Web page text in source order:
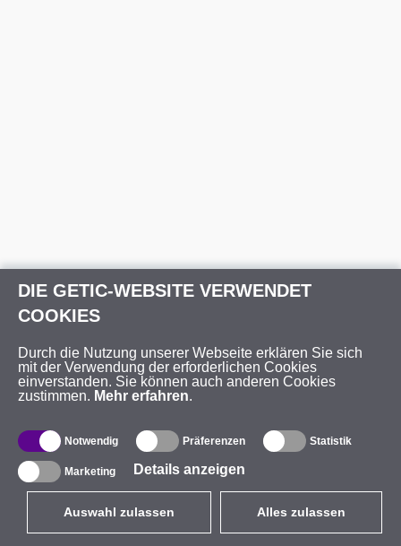
DIE GETIC-WEBSITE VERWENDET
COOKIES
Durch die Nutzung unserer Webseite erklären Sie sich
mit der Verwendung der erforderlichen Cookies
einverstanden. Sie können auch anderen Cookies
zustimmen. Mehr erfahren.
Notwendig Präferenzen Statistik
Marketing Details anzeigen
Auswahl zulassen Alles zulassen